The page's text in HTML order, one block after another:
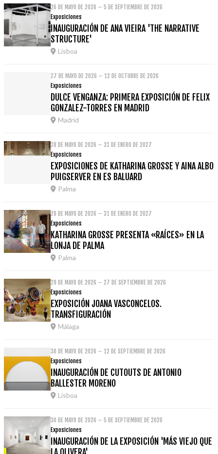
26 DE MAYO DE 2026 – 5 DE SEPTIEMBRE DE 2026
Exposiciones
INAUGURACIÓN DE ANA VIEIRA 'THE NARRATIVE
STRUCTURE'
Lisboa
27 DE MAYO DE 2026 – 12 DE OCTUBRE DE 2026
Exposiciones
DULCE VENGANZA: PRIMERA EXPOSICIÓN DE FELIX
GONZALEZ-TORRES EN MADRID
Madrid
28 DE MAYO DE 2026 – 31 DE ENERO DE 2027
Exposiciones
EXPOSICIONES DE KATHARINA GROSSE Y AINA ALBO
PUIGSERVER EN ES BALUARD
Palma
28 DE MAYO DE 2026 – 31 DE ENERO DE 2027
Exposiciones
KATHARINA GROSSE PRESENTA «RAÍCES» EN LA
LONJA DE PALMA
Palma
29 DE MAYO DE 2026 – 27 DE SEPTIEMBRE DE 2026
Exposiciones
EXPOSICIÓN JOANA VASCONCELOS.
TRANSFIGURACIÓN
Málaga
30 DE MAYO DE 2026 – 12 DE SEPTIEMBRE DE 2026
Exposiciones
INAUGURACIÓN DE CUTOUTS DE ANTONIO
BALLESTER MORENO
Lisboa
30 DE MAYO DE 2026 – 5 DE SEPTIEMBRE DE 2026
Exposiciones
INAUGURACIÓN DE LA EXPOSICIÓN 'MÁS VIEJO QUE